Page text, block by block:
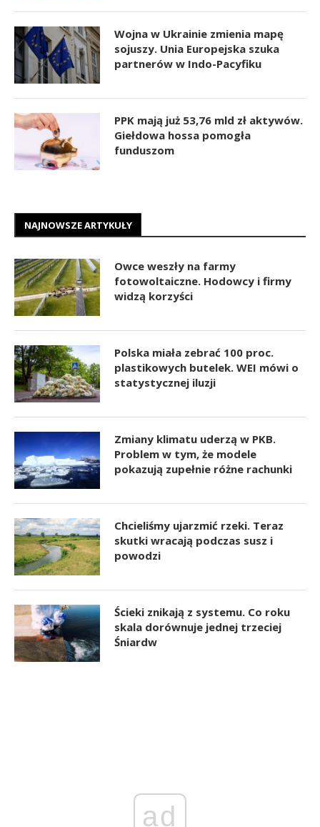
Wojna w Ukrainie zmienia mapę
sojuszy. Unia Europejska szuka
partnerów w Indo-Pacyfiku
PPK mają już 53,76 mld zł aktywów.
Giełdowa hossa pomogła
funduszom
NAJNOWSZE ARTYKUŁY
Owce weszły na farmy
fotowoltaiczne. Hodowcy i firmy
widzą korzyści
Polska miała zebrać 100 proc.
plastikowych butelek. WEI mówi o
statystycznej iluzji
Zmiany klimatu uderzą w PKB.
Problem w tym, że modele
pokazują zupełnie różne rachunki
Chcieliśmy ujarzmić rzeki. Teraz
skutki wracają podczas susz i
powodzi
Ścieki znikają z systemu. Co roku
skala dorównuje jednej trzeciej
Śniardw
ad